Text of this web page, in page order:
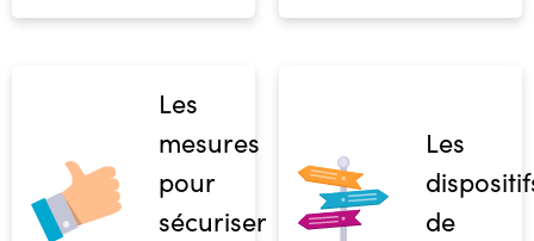
Les
mesures
pour
sécuriser
Les
de